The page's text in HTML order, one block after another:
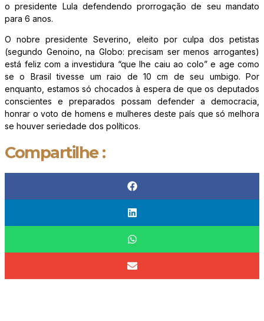
o presidente Lula defendendo prorrogação de seu mandato
para 6 anos.
O nobre presidente Severino, eleito por culpa dos petistas
(segundo Genoino, na Globo: precisam ser menos arrogantes)
está feliz com a investidura “que lhe caiu ao colo” e age como
se o Brasil tivesse um raio de 10 cm de seu umbigo. Por
enquanto, estamos só chocados à espera de que os deputados
conscientes e preparados possam defender a democracia,
honrar o voto de homens e mulheres deste país que só melhora
se houver seriedade dos políticos.
Compartilhe :